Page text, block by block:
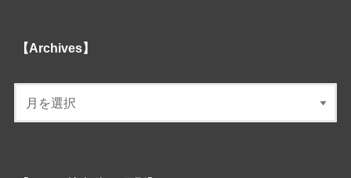
【Archives】